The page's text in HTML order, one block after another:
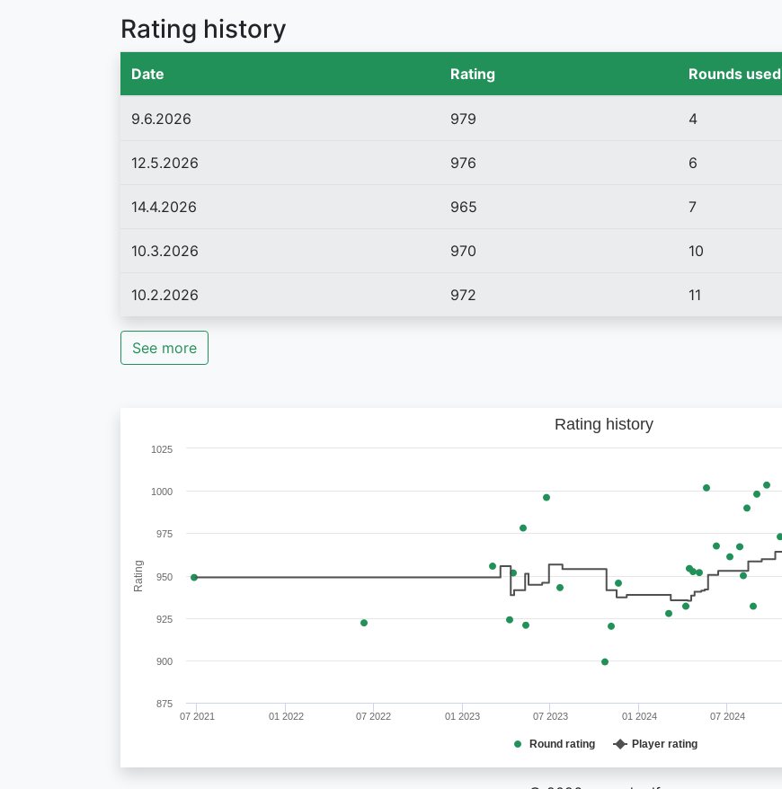
Rating history
Date Rating Rounds used
9.6.2026 979 4
12.5.2026 976 6
14.4.2026 965 7
10.3.2026 970 10
10.2.2026 972 11
See more
Rating
Rating history
Round rating Player rating
07 2021 01 2022 07 2022 01 2023 07 2023 01 2024 07 2024
875
900
925
950
975
1000
1025